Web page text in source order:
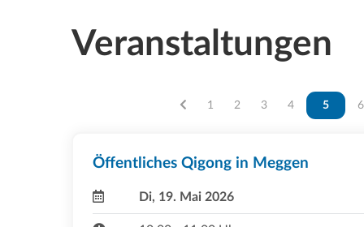
Veranstaltungen
Vous êtes sur la page
1 Vous êtes sur la page
2 Vous êtes sur la page
3 Vous êtes sur
4 Vous
5 6
Öffentliches Qigong in Meggen
Di, 19. Mai 2026